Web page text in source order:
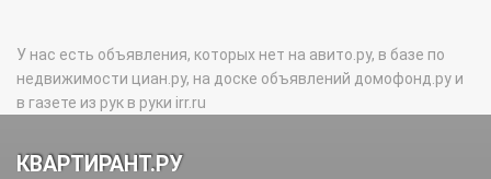
У нас есть объявления, которых нет на авито.ру, в базе по
недвижимости циан.ру, на доске объявлений домофонд.ру и
в газете из рук в руки irr.ru
КВАРТИРАНТ.РУ